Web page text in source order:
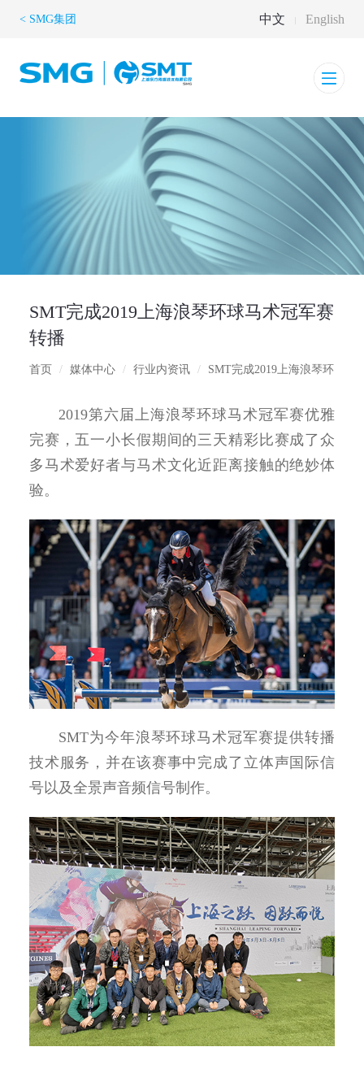
< SMG集团 中文 English
SMT完成2019上海浪琴环球马术冠军赛
转播
首页 媒体中心 行业内资讯 SMT完成2019上海浪琴环
2019第六届上海浪琴环球马术冠军赛优雅
完赛，五一小长假期间的三天精彩比赛成了众
多马术爱好者与马术文化近距离接触的绝妙体
验。
SMT为今年浪琴环球马术冠军赛提供转播
技术服务，并在该赛事中完成了立体声国际信
号以及全景声音频信号制作。